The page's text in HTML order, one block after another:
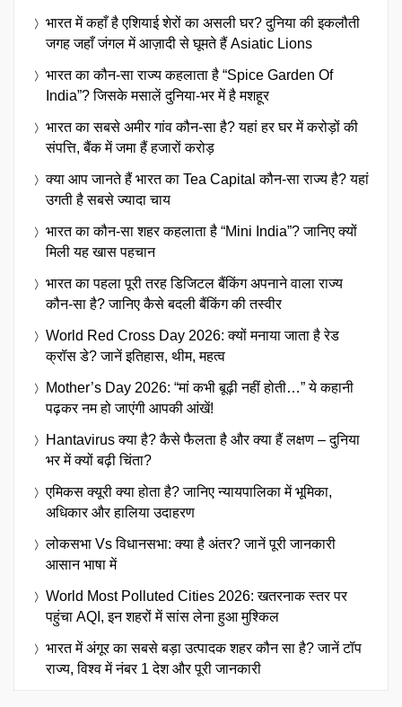
भारत में कहाँ है एशियाई शेरों का असली घर? दुनिया की इकलौती
जगह जहाँ जंगल में आज़ादी से घूमते हैं Asiatic Lions
भारत का कौन-सा राज्य कहलाता है “Spice Garden Of
India”? जिसके मसालें दुनिया-भर में है मशहूर
भारत का सबसे अमीर गांव कौन-सा है? यहां हर घर में करोड़ों की
संपत्ति, बैंक में जमा हैं हजारों करोड़
क्या आप जानते हैं भारत का Tea Capital कौन-सा राज्य है? यहां
उगती है सबसे ज्यादा चाय
भारत का कौन-सा शहर कहलाता है “Mini India”? जानिए क्यों
मिली यह खास पहचान
भारत का पहला पूरी तरह डिजिटल बैंकिंग अपनाने वाला राज्य
कौन-सा है? जानिए कैसे बदली बैंकिंग की तस्वीर
World Red Cross Day 2026: क्यों मनाया जाता है रेड
क्रॉस डे? जानें इतिहास, थीम, महत्व
Mother’s Day 2026: “मां कभी बूढ़ी नहीं होती…” ये कहानी
पढ़कर नम हो जाएंगी आपकी आंखें!
Hantavirus क्या है? कैसे फैलता है और क्या हैं लक्षण – दुनिया
भर में क्यों बढ़ी चिंता?
एमिकस क्यूरी क्या होता है? जानिए न्यायपालिका में भूमिका,
अधिकार और हालिया उदाहरण
लोकसभा Vs विधानसभा: क्या है अंतर? जानें पूरी जानकारी
आसान भाषा में
World Most Polluted Cities 2026: खतरनाक स्तर पर
पहुंचा AQI, इन शहरों में सांस लेना हुआ मुश्किल
भारत में अंगूर का सबसे बड़ा उत्पादक शहर कौन सा है? जानें टॉप
राज्य, विश्व में नंबर 1 देश और पूरी जानकारी